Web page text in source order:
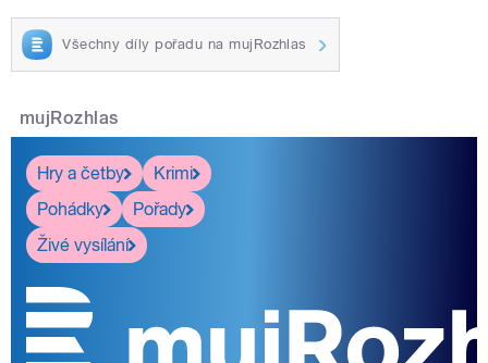
Všechny díly pořadu na mujRozhlas
mujRozhlas
Hry a četby
Krimi
Pohádky
Pořady
Živé vysílání